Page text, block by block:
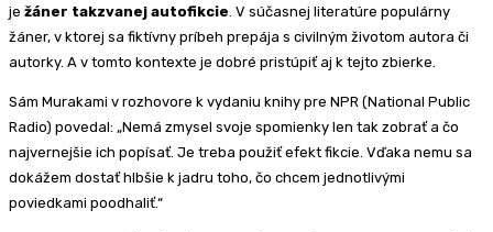
je žáner takzvanej autofikcie . V súčasnej literatúre populárny
žáner, v ktorej sa fiktívny príbeh prepája s civilným životom autora či
autorky. A v tomto kontexte je dobré pristúpiť aj k tejto zbierke.
Sám Murakami v rozhovore k vydaniu knihy pre NPR (National Public
Radio) povedal: „Nemá zmysel svoje spomienky len tak zobrať a čo
najvernejšie ich popísať. Je treba použiť efekt fikcie. Vďaka nemu sa
dokážem dostať hlbšie k jadru toho, čo chcem jednotlivými
poviedkami poodhaliť.“